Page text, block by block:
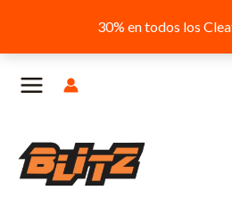
30% en todos los